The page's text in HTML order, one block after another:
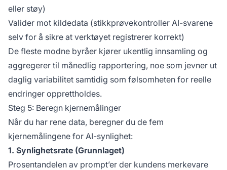
eller støy)
Valider mot kildedata (stikkprøvekontroller AI-svarene
selv for å sikre at verktøyet registrerer korrekt)
De fleste modne byråer kjører ukentlig innsamling og
aggregerer til månedlig rapportering, noe som jevner ut
daglig variabilitet samtidig som følsomheten for reelle
endringer opprettholdes.
Steg 5: Beregn kjernemålinger
Når du har rene data, beregner du de fem
kjernemålingene for AI-synlighet:
1. Synlighetsrate (Grunnlaget)
Prosentandelen av prompt’er der kundens merkevare